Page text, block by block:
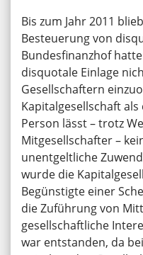
Bis zum Jahr 2011
Besteuerung von
Bundesfinanzhof
disquotale Einlage
Gesellschaftern
Kapitalgesellschaft
Person lässt – trotz
Mitgesellschafter –
unentgeltliche
wurde die
Begünstigte einer
die Zuführung von
gesellschaftliche
war entstanden, da